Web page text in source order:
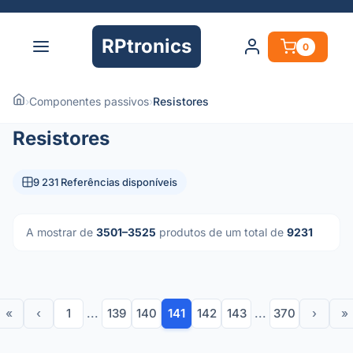
RPtronics 0
›Componentes passivos›Resistores
Resistores
9 231 Referências disponíveis
A mostrar de 3501–3525 produtos de um total de 9231
« ‹ 1 ... 139 140 141 142 143 ... 370 › »